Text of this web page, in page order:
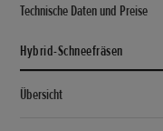
Technische Daten und Preise
Hybrid-Schneefräsen
Übersicht